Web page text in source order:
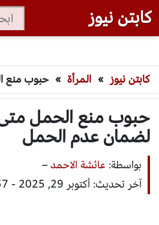
كابتن نيوز
كابتن نيوز » المرأة » حبوب منع الحمل
حبوب منع الحمل متى
لضمان عدم الحمل
بواسطة: عائشة الاحمد–
آخر تحديث: أكتوبر 29, 2025 - 6:37 ص